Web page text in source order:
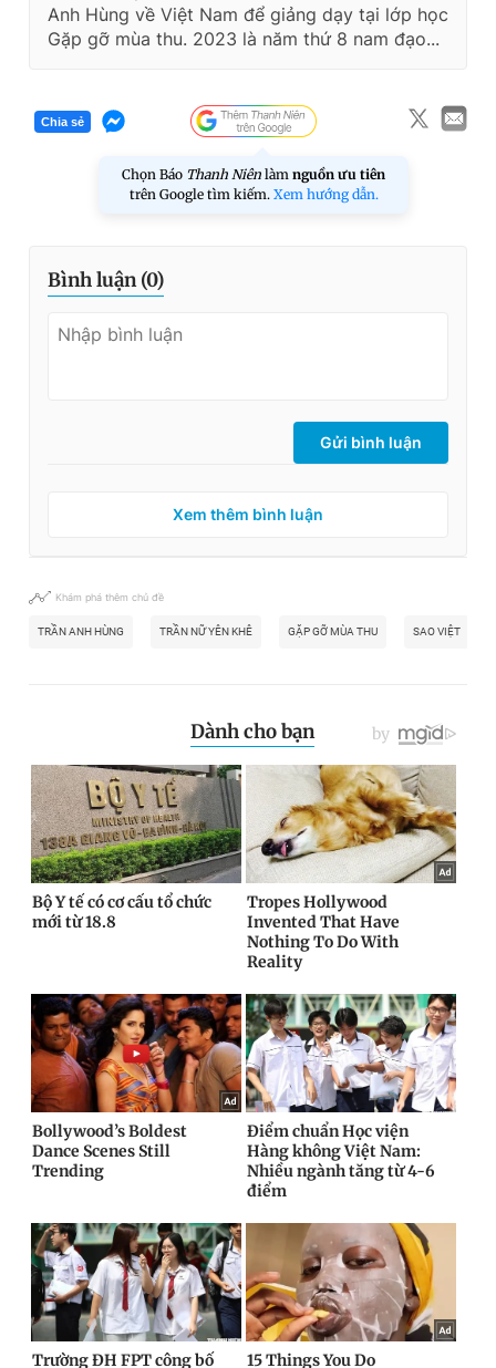
Anh Hùng về Việt Nam để giảng dạy tại lớp học
Gặp gỡ mùa thu. 2023 là năm thứ 8 nam đạo...
Chia sẻ
Chọn Báo Thanh Niên làm nguồn ưu tiên
trên Google tìm kiếm. Xem hướng dẫn.
Bình luận (0)
Gửi bình luận
Xem thêm bình luận
Khám phá thêm chủ đề
TRẦN ANH HÙNG TRẦN NỮ YÊN KHÊ GẶP GỠ MÙA THU SAO VIỆT